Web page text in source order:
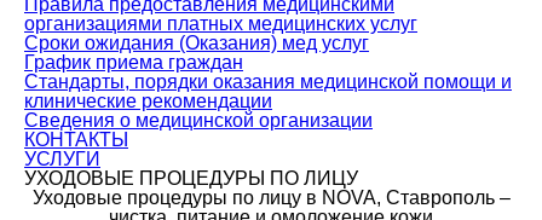
организациями платных медицинских услуг
Сроки ожидания (Оказания) мед услуг
График приема граждан
Стандарты, порядки оказания медицинской помощи и
клинические рекомендации
Сведения о медицинской организации
КОНТАКТЫ
УСЛУГИ
УХОДОВЫЕ ПРОЦЕДУРЫ ПО ЛИЦУ
Уходовые процедуры по лицу в NOVA, Ставрополь –